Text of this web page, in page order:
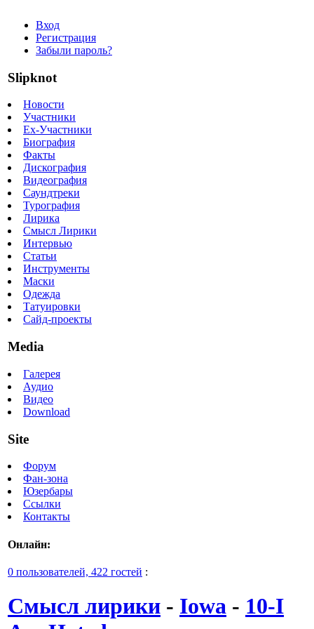
Вход
Регистрация
Забыли пароль?
Slipknot
Новости
Участники
Ex-Участники
Биография
Факты
Дискография
Видеография
Саундтреки
Турография
Лирика
Смысл Лирики
Интервью
Статьи
Инструменты
Маски
Одежда
Татуировки
Сайд-проекты
Media
Галерея
Аудио
Видео
Download
Site
Форум
Фан-зона
Юзербары
Ссылки
Контакты
Онлайн:
0 пользователей, 422 гостей :
Смысл лирики - Iowa - 10-I